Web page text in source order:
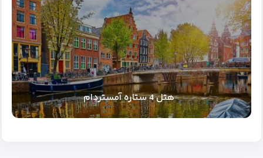
هتل 4 ستاره آمستردام